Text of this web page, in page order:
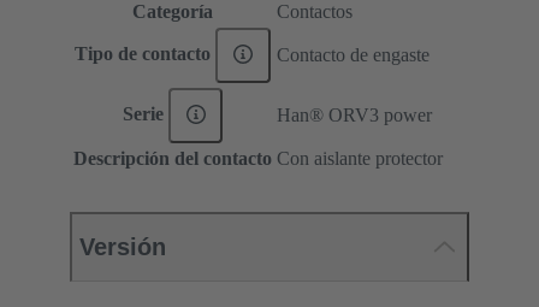
Categoría Contactos
Tipo de contacto Contacto de engaste
Serie Han® ORV3 power
Descripción del contacto Con aislante protector
Versión